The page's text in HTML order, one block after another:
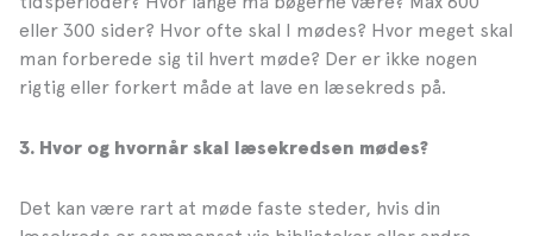
eller 300 sider? Hvor ofte skal I mødes? Hvor meget skal
man forberede sig til hvert møde? Der er ikke nogen
rigtig eller forkert måde at lave en læsekreds på.
3. Hvor og hvornår skal læsekredsen mødes?
Det kan være rart at møde faste steder, hvis din